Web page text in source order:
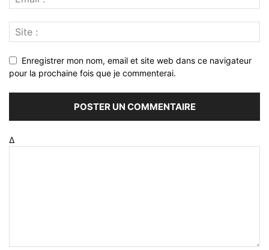
Enregistrer mon nom, email et site web dans ce navigateur
pour la prochaine fois que je commenterai.
Δ